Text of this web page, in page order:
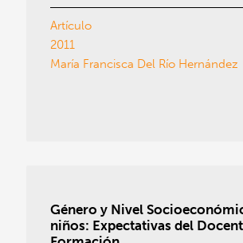
Artículo
2011
María Francisca Del Río Hernández
Género y Nivel
niños: Expectativas del